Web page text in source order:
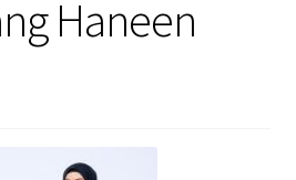
Haneen